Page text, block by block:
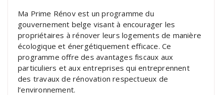
Ma Prime Rénov est un programme du
gouvernement belge visant à encourager les
propriétaires à rénover leurs logements de manière
écologique et énergétiquement efficace. Ce
programme offre des avantages fiscaux aux
particuliers et aux entreprises qui entreprennent
des travaux de rénovation respectueux de
l’environnement.